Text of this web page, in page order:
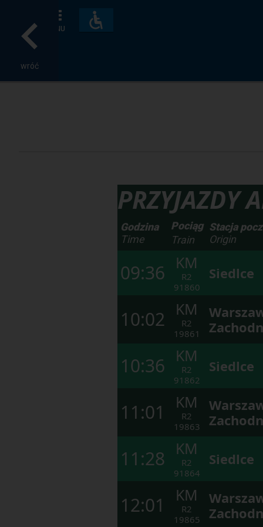
wróć
MENU
Dostępność
i
PRZYJAZDY
Godzina
Time
Pociąg
Train
Stacja
Origin
09:36 KM
R2
91860
Siedlce
10:02 KM
R2
19861
10:36 KM
R2
91862
Siedlce
11:01 KM
R2
19863
11:28 KM
R2
91864
Siedlce
12:01 KM
R2
19865